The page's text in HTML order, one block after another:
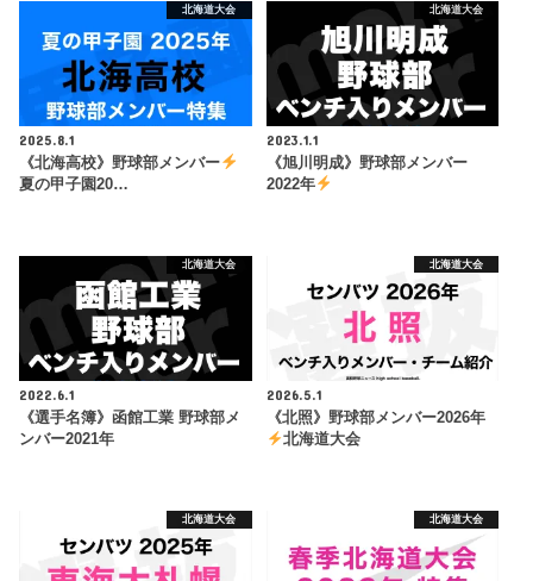
北海道大会
2025.8.1
《北海高校》野球部メンバー
夏の甲子園20…
北海道大会
2023.1.1
《旭川明成》野球部メンバー
2022年
北海道大会
2022.6.1
《選手名簿》函館工業 野球部メ
ンバー2021年
北海道大会
2026.5.1
《北照》野球部メンバー2026年
北海道大会
北海道大会 北海道大会